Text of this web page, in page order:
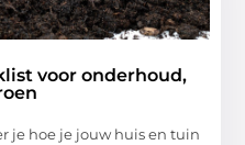
voor onderhoud,
je hoe je jouw huis en tuin